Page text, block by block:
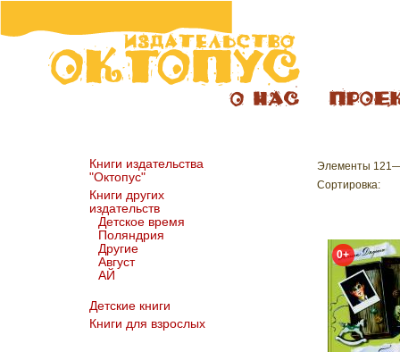
Книги издательства
"Октопус"
Книги других
издательств
Детское время
Поляндрия
Другие
Август
АЙ
Детские книги
Книги для взрослых
Элементы
Сортировка:
0+